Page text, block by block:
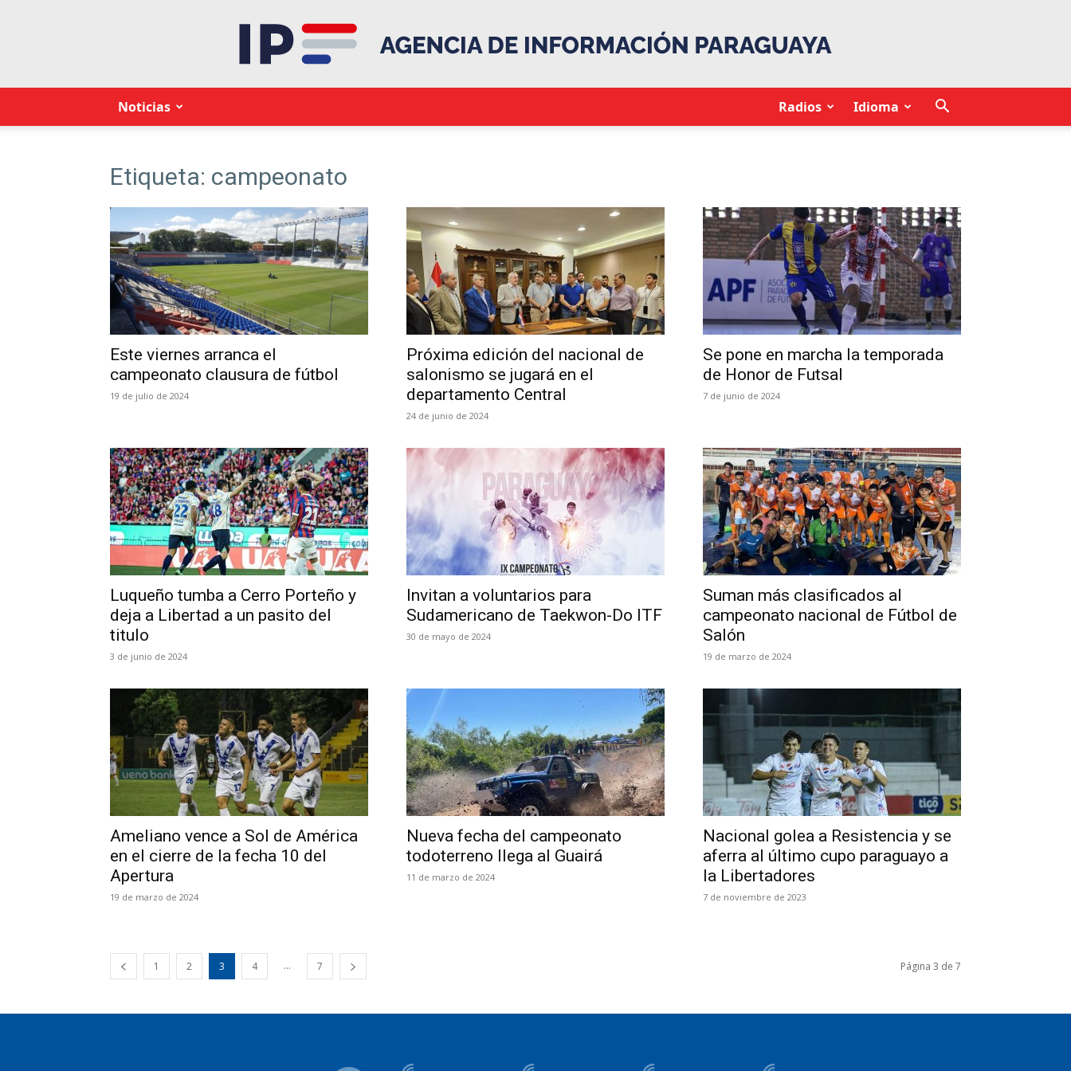
IP::.
Noticias Idioma
Radios
Etiqueta: campeonato
Este viernes arranca el
campeonato clausura de fútbol
19 de julio de 2024
Próxima edición del nacional de
salonismo se jugará en el
departamento Central
24 de junio de 2024
Se pone en marcha la temporada
de Honor de Futsal
7 de junio de 2024
Luqueño tumba a Cerro Porteño y
deja a Libertad a un pasito del
titulo
3 de junio de 2024
Invitan a voluntarios para
Sudamericano de Taekwon-Do ITF
30 de mayo de 2024
Suman más clasificados al
campeonato nacional de Fútbol de
Salón
19 de marzo de 2024
Ameliano vence a Sol de América
en el cierre de la fecha 10 del
Apertura
19 de marzo de 2024
Nueva fecha del campeonato
todoterreno llega al Guairá
11 de marzo de 2024
Nacional golea a Resistencia y se
aferra al último cupo paraguayo a
la Libertadores
7 de noviembre de 2023
1 2 3 4 ... 7 Página 3 de 7